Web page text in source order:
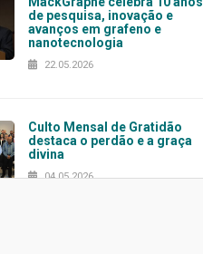
de pesquisa, inovação e
avanços em grafeno e
nanotecnologia
22.05.2026
Culto Mensal de Gratidão
destaca o perdão e a graça
divina
04.05.2026